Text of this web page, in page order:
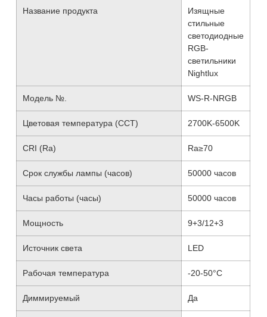
Название продукта
Изящные
стильные
светодиодные
RGB-
светильники
Nightlux
Модель №. WS-R-NRGB
Цветовая температура (CCT) 2700K-6500K
CRI (Ra) Ra≥70
Срок службы лампы (часов) 50000 часов
Часы работы (часы) 50000 часов
Мощность 9+3/12+3
Источник света LED
Рабочая температура -20-50°C
Диммируемый Да